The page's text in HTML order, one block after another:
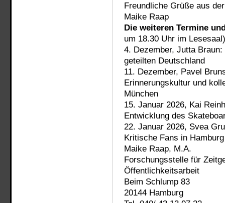
Freundliche Grüße aus
Maike Raap
Die weiteren Termine
um 18.30 Uhr im Lesesaal)
4. Dezember, Jutta
geteilten Deutschland
11. Dezember, Pavel
Erinnerungskultur und
München
15. Januar 2026, Kai
Entwicklung des
22. Januar 2026, Svea
Kritische Fans in
Maike Raap, M.A.
Forschungsstelle für
Öffentlichkeitsarbeit
Beim Schlump 83
20144 Hamburg